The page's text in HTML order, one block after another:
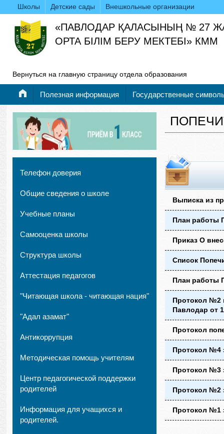
Школы Детские сады Внешкольные организации
«ПАВЛОДАР ҚАЛАСЫНЫҢ № 27
ОРТА БІЛІМ БЕРУ МЕКТЕБІ» КММ
Вернуться на главную страницу отдела образования
Полезная информация Государственные
Телефон доверия
Общие сведения о школе
Учебные планы
Самооценка школы
Структура школы
Аттестация педагогов
"Читающая школа - читающая нация"
"Адал азамат"
Антикоррупция
Методическая помощь учителям
Центр педагогической поддержки
родителей
Информация для учащихся и
родителей.
Выписка из
План работы
Приказ О
Список
План работы
Протокол №2
Павлодар от
Протокол
Протокол №4
Протокол №3
Протокол №2
Протокол №1